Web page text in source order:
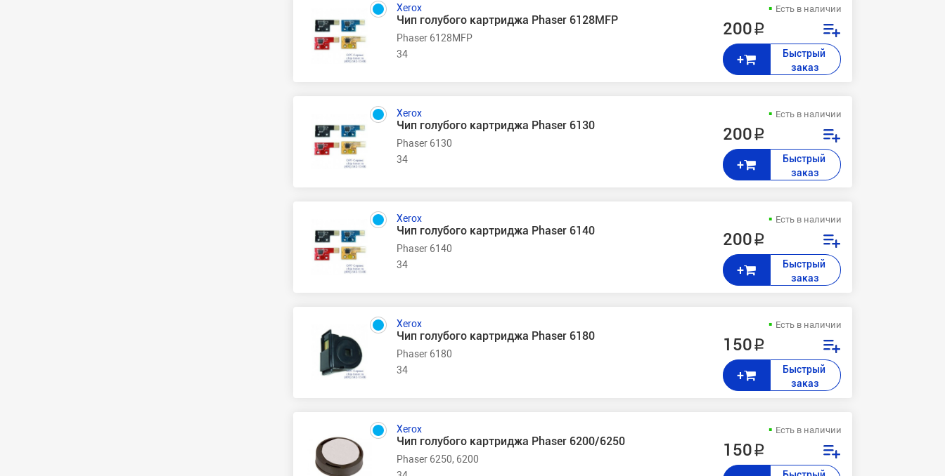
Xerox
Чип голубого картриджа Phaser 6128MFP
Phaser 6128MFP
34
Есть в наличии
200 ₽
+
Быстрый
заказ
Xerox
Чип голубого картриджа Phaser 6130
Phaser 6130
34
Есть в наличии
200 ₽
+
Быстрый
заказ
Xerox
Чип голубого картриджа Phaser 6140
Phaser 6140
34
Есть в наличии
200 ₽
+
Быстрый
заказ
Xerox
Чип голубого картриджа Phaser 6180
Phaser 6180
34
Есть в наличии
150 ₽
+
Быстрый
заказ
Xerox
Чип голубого картриджа Phaser 6200/6250
Phaser 6250, 6200
Есть в наличии
150 ₽